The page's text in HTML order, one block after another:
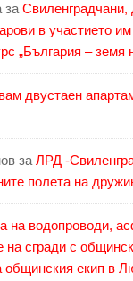
за Свиленградчани,
в участието
„България – земя
двустаен
за ЛРД -
полета на
на водопроводи,
на сгради с
общинския екип в